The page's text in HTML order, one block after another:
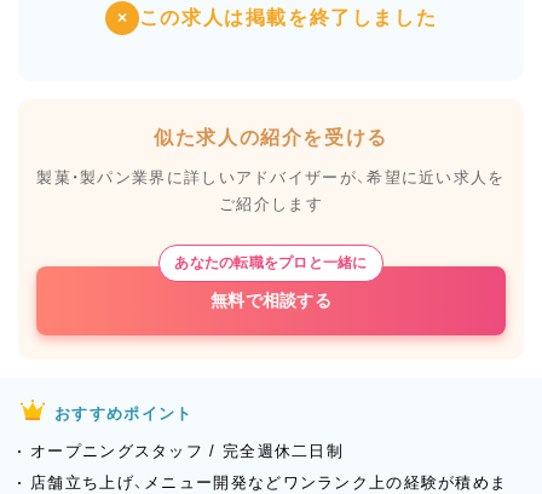
× この求人は掲載を終了しました
似た求人の紹介を受ける
製菓・製パン業界に詳しいアドバイザーが、希望に近い求人を
ご紹介します
あなたの転職をプロと一緒に
無料で相談する
おすすめポイント
オープニングスタッフ / 完全週休二日制
店舗立ち上げ、メニュー開発などワンランク上の経験が積めま